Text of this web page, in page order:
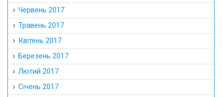
Червень 2017
Травень 2017
Квітень 2017
Березень 2017
Лютий 2017
Січень 2017